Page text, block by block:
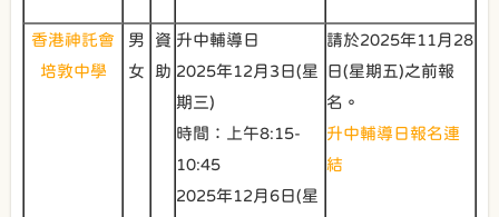
香港神託會
培敦中學
男
女
資
助
升中輔導日
2025年12月3日(星
期三)
時間：上午8:15-
10:45
2025年12月6日(星
請於2025年11月28
日(星期五)之前報
名。
升中輔導日報名連
結